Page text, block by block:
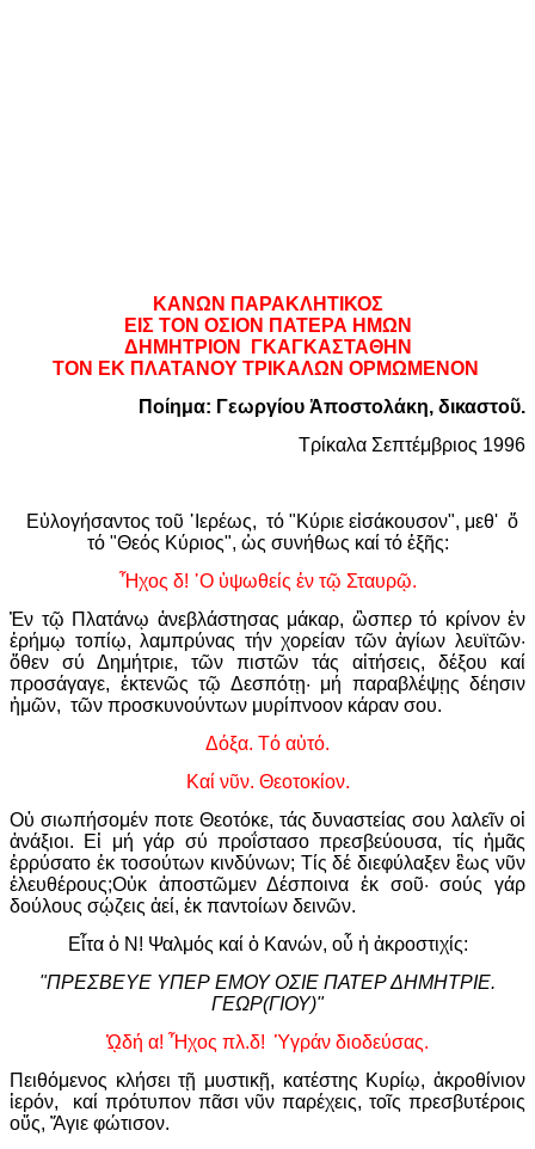
ΚΑΝΩΝ ΠΑΡΑΚΛΗΤΙΚΟΣ
ΕΙΣ ΤΟΝ ΟΣΙΟΝ ΠΑΤΕΡΑ ΗΜΩΝ
ΔΗΜΗΤΡΙΟΝ ΓΚΑΓΚΑΣΤΑΘΗΝ
ΤΟΝ ΕΚ ΠΛΑΤΑΝΟΥ ΤΡΙΚΑΛΩΝ ΟΡΜΩΜΕΝΟΝ
Ποίημα: Γεωργίου Ἀποστολάκη, δικαστοῦ.
Τρίκαλα Σεπτέμβριος 1996
Εὐλογήσαντος τοῦ ῾Ιερέως, τό "Κύριε εἰσάκουσον", μεθ' ὅ
τό "Θεός Κύριος", ὡς συνήθως καί τό ἑξῆς:
Ἦχος δ! ῾Ο ὑψωθείς ἐν τῷ Σταυρῷ.
Ἐν τῷ Πλατάνῳ ἀνεβλάστησας μάκαρ, ὣσπερ τό κρίνον ἐν
ἐρήμῳ τοπίῳ, λαμπρύνας τήν χορείαν τῶν ἁγίων λευϊτῶν·
ὅθεν σύ Δημήτριε, τῶν πιστῶν τάς αἰτήσεις, δέξου καί
προσάγαγε, ἐκτενῶς τῷ Δεσπότῃ· μή παραβλέψῃς δέησιν
ἡμῶν, τῶν προσκυνούντων μυρίπνοον κάραν σου.
Δόξα. Τό αὐτό.
Καί νῦν. Θεοτοκίον.
Οὐ σιωπήσομέν ποτε Θεοτόκε, τάς δυναστείας σου λαλεῖν οἱ
ἀνάξιοι. Εἰ μή γάρ σύ προΐστασο πρεσβεύουσα, τίς ἡμᾶς
ἐρρύσατο ἐκ τοσούτων κινδύνων; Τίς δέ διεφύλαξεν ἓως νῦν
ἐλευθέρους;Οὐκ ἀποστῶμεν Δέσποινα ἐκ σοῦ· σούς γάρ
δούλους σῴζεις ἀεί, ἐκ παντοίων δεινῶν.
Εἶτα ὁ Ν! Ψαλμός καί ὁ Κανών, οὗ ἡ ἀκροστιχίς:
"ΠΡΕΣΒΕΥΕ ΥΠΕΡ ΕΜΟΥ ΟΣΙΕ ΠΑΤΕΡ ΔΗΜΗΤΡΙΕ.
ΓΕΩΡ(ΓΙΟΥ)"
ᾨδή α! Ἦχος πλ.δ! Ὑγράν διοδεύσας.
Πειθόμενος κλήσει τῇ μυστικῇ, κατέστης Κυρίῳ, ἀκροθίνιον
ἱερόν, καί πρότυπον πᾶσι νῦν παρέχεις, τοῖς πρεσβυτέροις
οὕς, Ἅγιε φώτισον.